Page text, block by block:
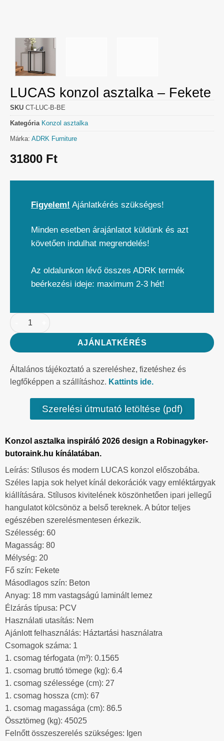
LUCAS konzol asztalka – Fekete
SKU CT-LUC-B-BE
Kategória Konzol asztalka
Márka: ADRK Furniture
31800 Ft
Figyelem! Ajánlatkérés szükséges!
Minden esetben árajánlatot küldünk és azt
követően indulhat megrendelés!
Az oldalunkon lévő összes ADRK termék
beérkezési ideje: maximum 2-3 hét!
AJÁNLATKÉRÉS
Általános tájékoztató a szereléshez, fizetéshez és
legfőképpen a szállításhoz. Kattints ide.
Szerelési útmutató letöltése (pdf)
Konzol asztalka inspiráló 2026 design a Robinagyker-
butoraink.hu kínálatában.
Leírás: Stílusos és modern LUCAS konzol előszobába.
Széles lapja sok helyet kínál dekorációk vagy emléktárgyak
kiállítására. Stílusos kivitelének köszönhetően ipari jellegű
hangulatot kölcsönöz a belső tereknek. A bútor teljes
egészében szerelésmentesen érkezik.
Szélesség: 60
Magasság: 80
Mélység: 20
Fő szín: Fekete
Másodlagos szín: Beton
Anyag: 18 mm vastagságú laminált lemez
Élzárás típusa: PCV
Használati utasítás: Nem
Ajánlott felhasználás: Háztartási használatra
Csomagok száma: 1
1. csomag térfogata (m³): 0.1565
1. csomag bruttó tömege (kg): 6.4
1. csomag szélessége (cm): 27
1. csomag hossza (cm): 67
1. csomag magassága (cm): 86.5
Össztömeg (kg): 45025
Felnőtt összeszerelés szükséges: Igen